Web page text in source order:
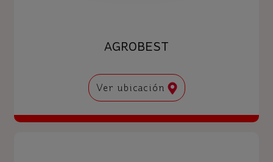
AGROBEST
Ver ubicación